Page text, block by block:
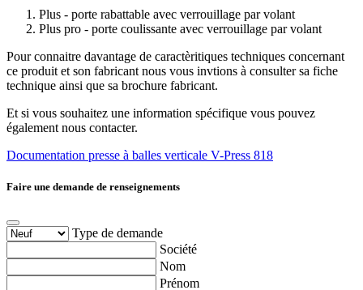
Plus - porte rabattable avec verrouillage par volant
Plus pro - porte coulissante avec verrouillage par volant
Pour connaitre davantage de caractèritiques techniques concernant
ce produit et son fabricant nous vous invtions à consulter sa fiche
technique ainsi que sa brochure fabricant.
Et si vous souhaitez une information spécifique vous pouvez
également nous contacter.
Documentation presse à balles verticale V-Press 818
Faire une demande de renseignements
Type de demande
Société
Nom
Prénom